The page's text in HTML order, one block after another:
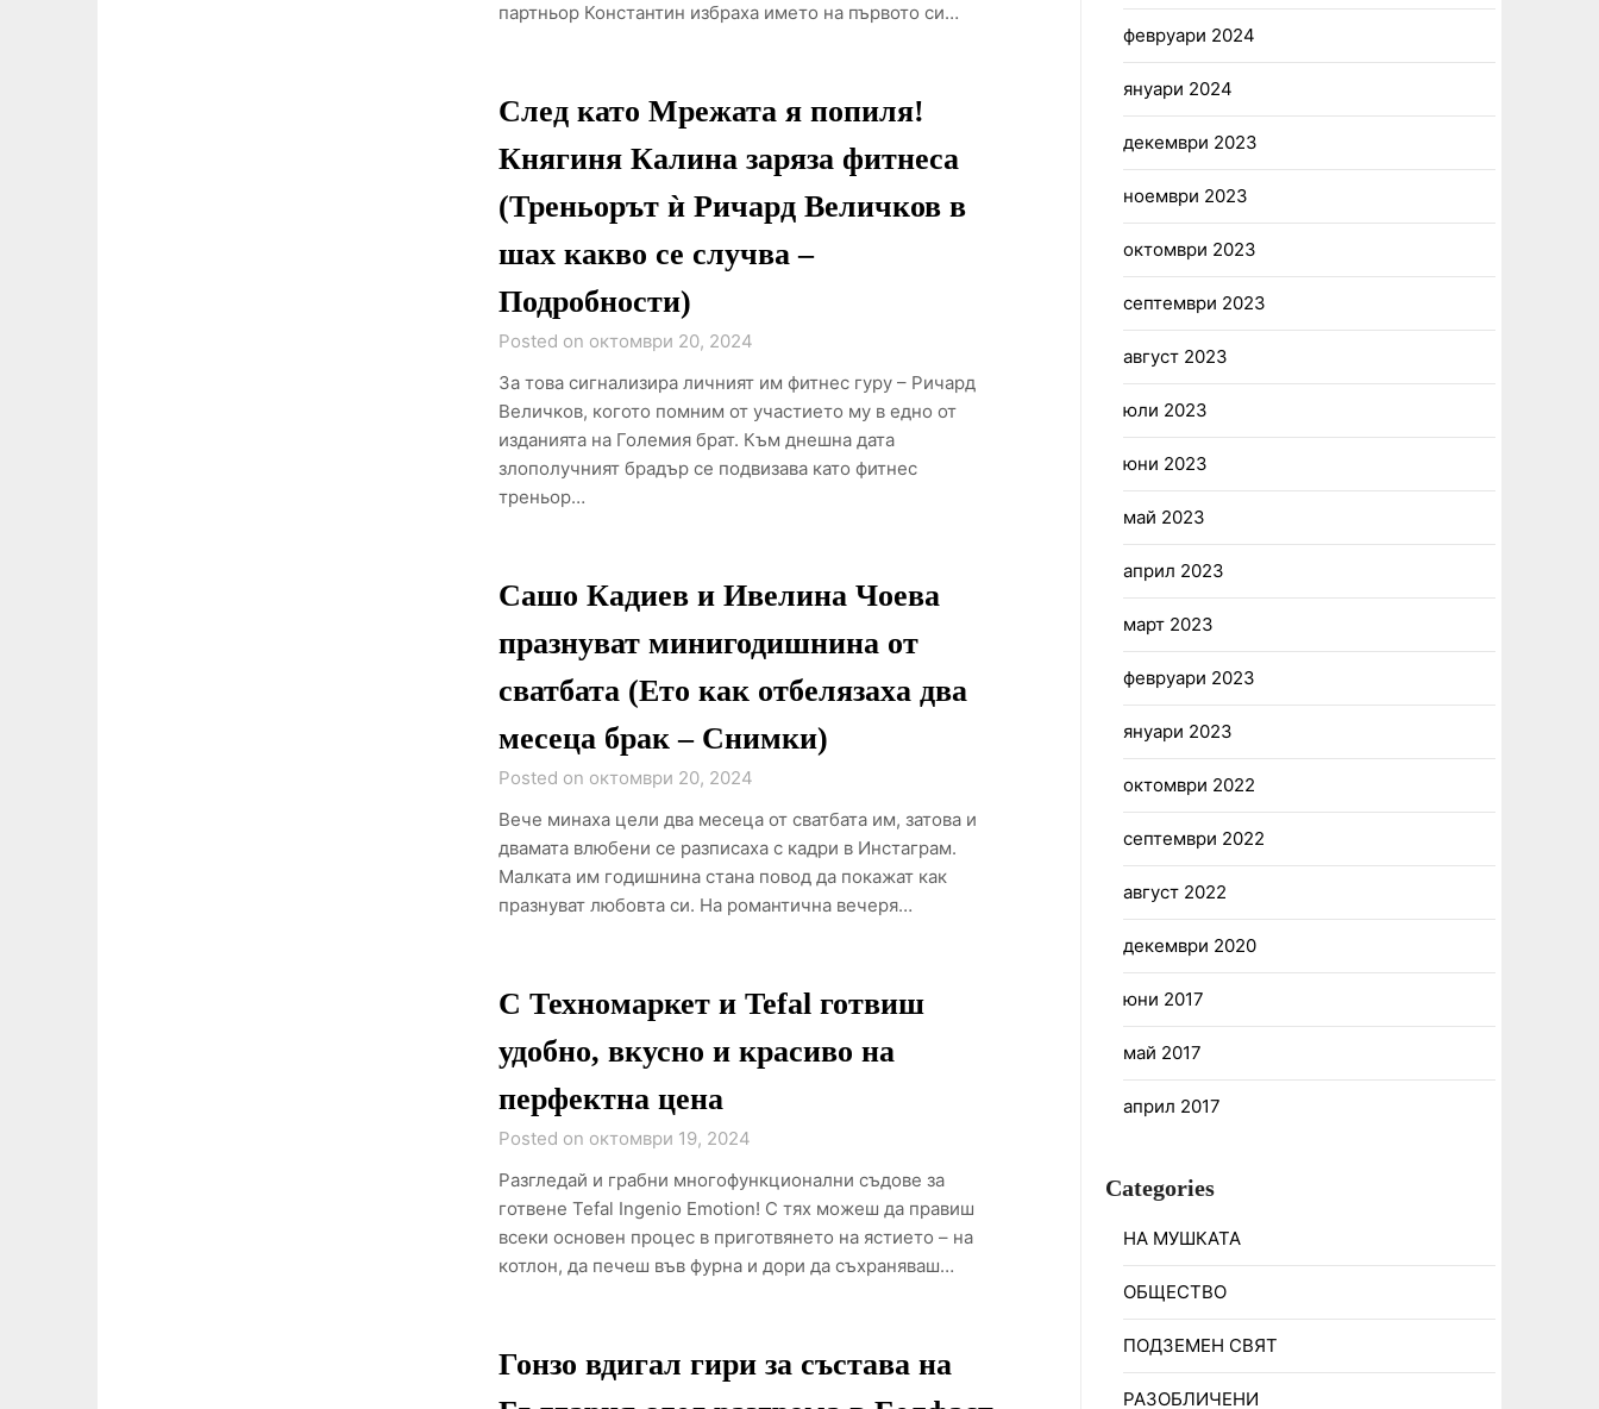
партньор Константин избраха името на първото си…
След като Мрежата я попиля!
Княгиня Калина заряза фитнеса
(Треньорът ѝ Ричард Величков в
шах какво се случва –
Подробности)
Posted on октомври 20, 2024
За това сигнализира личният им фитнес гуру – Ричард
Величков, когото помним от участието му в едно от
изданията на Големия брат. Към днешна дата
злополучният брадър се подвизава като фитнес
треньор…
Сашо Кадиев и Ивелина Чоева
празнуват минигодишнина от
сватбата (Ето как отбелязаха два
месеца брак – Снимки)
Posted on октомври 20, 2024
Вече минаха цели два месеца от сватбата им, затова и
двамата влюбени се разписаха с кадри в Инстаграм.
Малката им годишнина стана повод да покажат как
празнуват любовта си. На романтична вечеря…
С Техномаркет и Tefal готвиш
удобно, вкусно и красиво на
перфектна цена
Posted on октомври 19, 2024
Разгледай и грабни многофункционални съдове за
готвене Tefal Ingenio Emotion! С тях можеш да правиш
всеки основен процес в приготвянето на ястието – на
котлон, да печеш във фурна и дори да съхраняваш…
Гонзо вдигал гири за състава на
февруари 2024
януари 2024
декември 2023
ноември 2023
октомври 2023
септември 2023
август 2023
юли 2023
юни 2023
май 2023
април 2023
март 2023
февруари 2023
януари 2023
октомври 2022
септември 2022
август 2022
декември 2020
юни 2017
май 2017
април 2017
Categories
НА МУШКАТА
ОБЩЕСТВО
ПОДЗЕМЕН СВЯТ
РАЗОБЛИЧЕНИ